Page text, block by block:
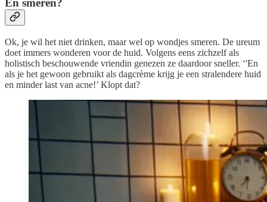
En smeren?
Ok, je wil het niet drinken, maar wel op wondjes smeren. De ureum
doet immers wonderen voor de huid. Volgens eens zichzelf als
holistisch beschouwende vriendin genezen ze daardoor sneller. ‘'En
als je het gewoon gebruikt als dagcrème krijg je een stralendere huid
en minder last van acne!’ Klopt dat?